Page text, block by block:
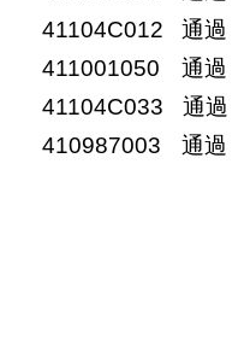
41104C012
通過
411001050
通過
41104C033
通過
410987003
通過